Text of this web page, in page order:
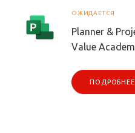
ОЖИДАЕТСЯ
Planner &
Value
ПОДРОБНЕЕ